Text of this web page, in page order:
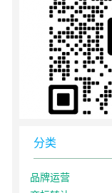
分类
品牌运营